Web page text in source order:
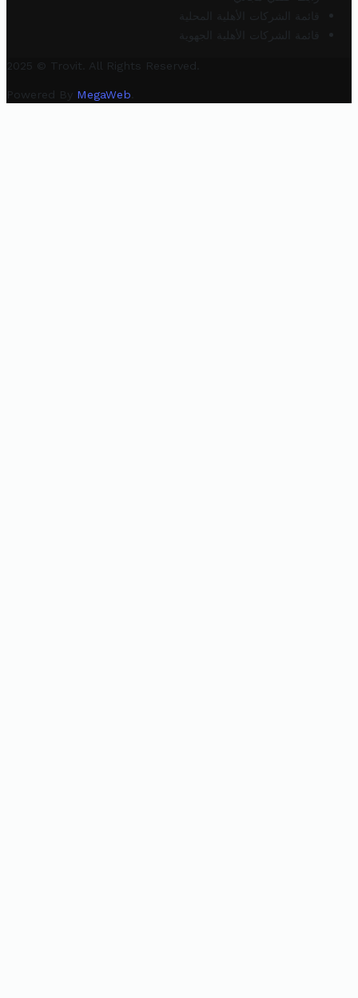
قائمة الشركات الأهلية المحلية
قائمة الشركات الأهلية الجهوية
2025 © Trovit. All Rights Reserved.
Powered By MegaWeb